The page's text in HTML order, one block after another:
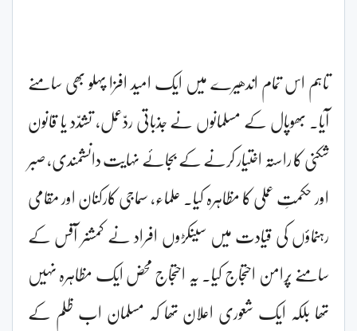
تاہم اس تمام اندھیرے میں ایک امید افزا پہلو بھی سامنے
آیا۔ بھوپال کے مسلمانوں نے جذباتی ردّعمل، تشدّد یا قانون
شکنی کا راستہ اختیار کرنے کے بجائے نہایت دانشمندی، صبر
اور حکمتِ عملی کا مظاہرہ کیا۔ علماء، سماجی کارکنان اور مقامی
رہنماؤں کی قیادت میں سینکڑوں افراد نے کمشنر آفس کے
سامنے پُرامن احتجاج کیا۔ یہ احتجاج محض ایک مظاہرہ نہیں
تھا بلکہ ایک شعوری اعلان تھا کہ مسلمان اب ظلم کے